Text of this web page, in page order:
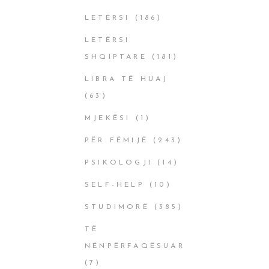
LETËRSI (186)
LETËRSI
SHQIPTARE (181)
LIBRA TË HUAJ
(63)
MJEKËSI (1)
PËR FËMIJË (243)
PSIKOLOGJI (14)
SELF-HELP (10)
STUDIMORË (385)
TË
NËNPËRFAQËSUAR
(7)